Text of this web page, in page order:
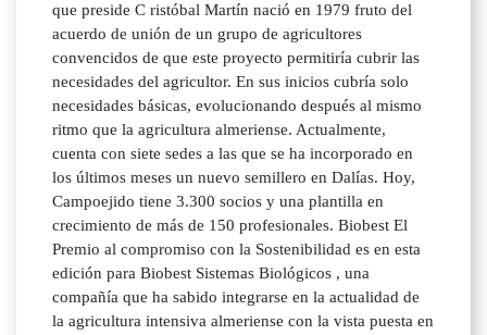
que preside C ristóbal Martín nació en 1979 fruto del
acuerdo de unión de un grupo de agricultores
convencidos de que este proyecto permitiría cubrir las
necesidades del agricultor. En sus inicios cubría solo
necesidades básicas, evolucionando después al mismo
ritmo que la agricultura almeriense. Actualmente,
cuenta con siete sedes a las que se ha incorporado en
los últimos meses un nuevo semillero en Dalías. Hoy,
Campoejido tiene 3.300 socios y una plantilla en
crecimiento de más de 150 profesionales. Biobest El
Premio al compromiso con la Sostenibilidad es en esta
edición para Biobest Sistemas Biológicos , una
compañía que ha sabido integrarse en la actualidad de
la agricultura intensiva almeriense con la vista puesta en